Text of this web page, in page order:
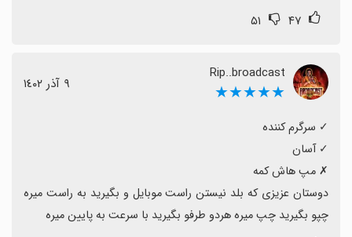
۴۷ ۵۱
Rip..broadcast
★★★★★ ٩ آذر ١٤٠٢
چپو بگیرید چپ میره هردو طرفو بگیرید با سرعت به پایین میره